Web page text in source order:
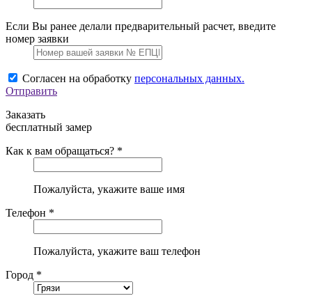
Если Вы ранее делали предварительный расчет, введите
номер заявки
Согласен на обработку персональных данных.
Отправить
Заказать
бесплатный замер
Как к вам обращаться? *
Пожалуйста, укажите ваше имя
Телефон *
Пожалуйста, укажите ваш телефон
Город *